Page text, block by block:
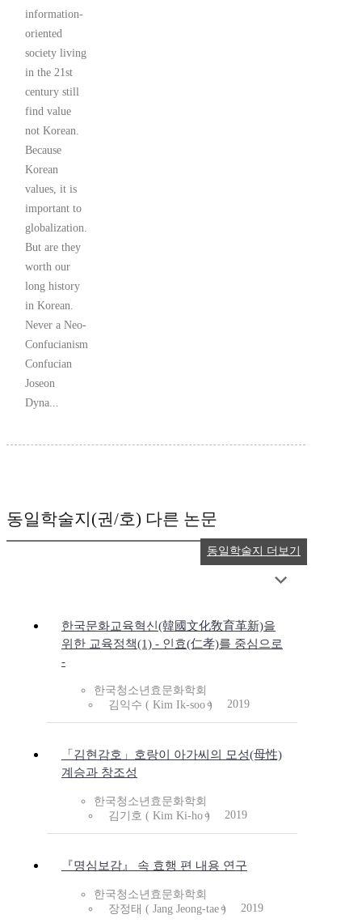
information-
oriented
society living
in the 21st
century still
find value
not Korean.
Because
Korean
values, it is
important to
globalization.
But are they
worth our
long history
in Korean.
Never a Neo-
Confucianism
Confucian
Joseon
Dyna...
동일학술지(권/호) 다른 논문
한국문화교육혁신(韓國文化敎育革新)을
위한 교육정책(1) - 인효(仁孝)를 중심으로
-
한국청소년효문화학회
김익수 ( Kim Ik-soo )
2019
「김현감호」호랑이 아가씨의 모성(母性)
계승과 창조성
한국청소년효문화학회
김기호 ( Kim Ki-ho )
2019
『명심보감』 속 효행 편 내용 연구
한국청소년효문화학회
장정태 ( Jang Jeong-tae )
2019
동일학술지 더보기